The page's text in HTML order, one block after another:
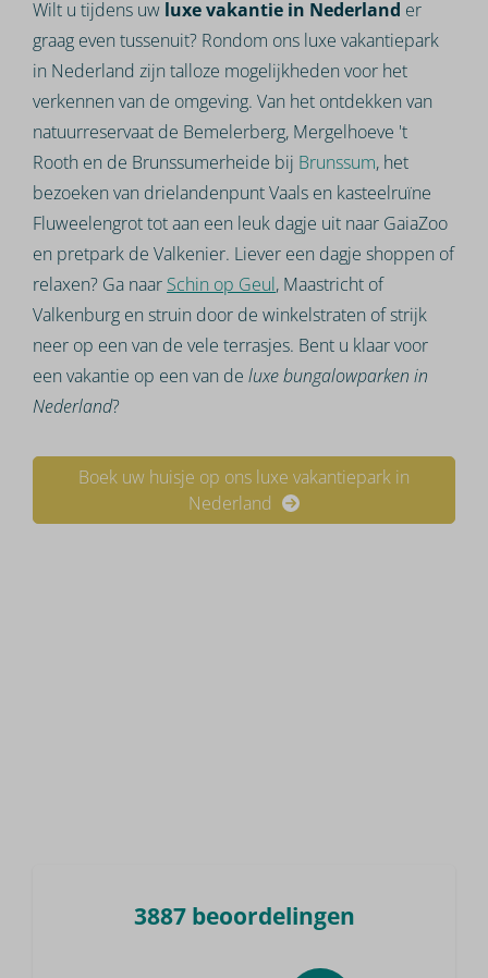
Wilt u tijdens uw luxe vakantie in Nederland er
graag even tussenuit? Rondom ons luxe vakantiepark
in Nederland zijn talloze mogelijkheden voor het
verkennen van de omgeving. Van het ontdekken van
natuurreservaat de Bemelerberg, Mergelhoeve 't
Rooth en de Brunssumerheide bij Brunssum, het
bezoeken van drielandenpunt Vaals en kasteelruïne
Fluweelengrot tot aan een leuk dagje uit naar GaiaZoo
en pretpark de Valkenier. Liever een dagje shoppen of
relaxen? Ga naar Schin op Geul, Maastricht of
Valkenburg en struin door de winkelstraten of strijk
neer op een van de vele terrasjes. Bent u klaar voor
een vakantie op een van deluxe bungalowparken in
Nederland?
Boek uw huisje op ons luxe vakantiepark in
Nederland
3887 beoordelingen